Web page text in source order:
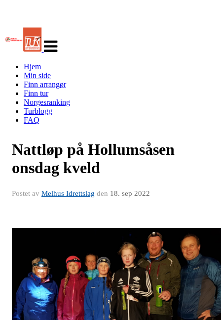
navigasjon
Hjem
Min side
Finn arrangør
Finn tur
Norgesranking
Turblogg
FAQ
Nattløp på Hollumsåsen
onsdag kveld
Postet av Melhus Idrettslag den 18. sep 2022